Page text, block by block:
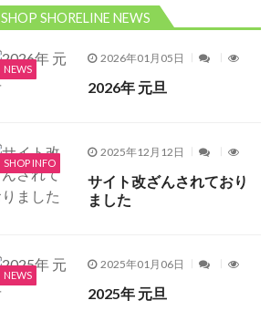
SHOP SHORELINE NEWS
NEWS
2026年01月05日
2026年 元旦
SHOP INFO
2025年12月12日
サイト改ざんされており
ました
NEWS
2025年01月06日
2025年 元旦